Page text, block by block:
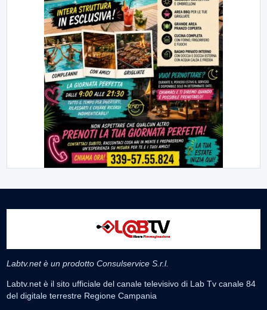
Labtv.net è un prodotto Consulservice S.r.l.
Labtv.net è il sito ufficiale del canale televisivo di Lab Tv canale 84
del digitale terrestre Regione Campania